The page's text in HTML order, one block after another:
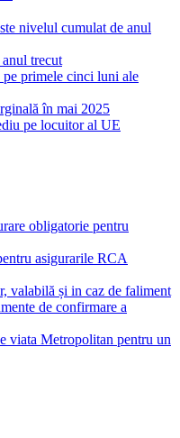
nivelul cumulat de anul
trecut
pe primele cinci luni ale
în mai 2025
pe locuitor al UE
obligatorie pentru
asigurarile RCA
valabilă și in caz de faliment
de confirmare a
viata Metropolitan pentru un